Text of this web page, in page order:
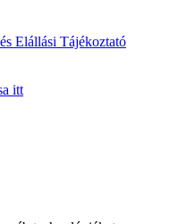
Elállási Tájékoztató
itt